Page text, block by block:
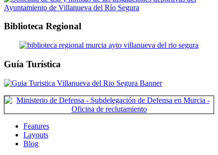
Biblioteca Regional
Guía Turística
Features
Layouts
Blog